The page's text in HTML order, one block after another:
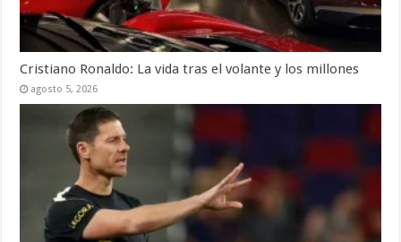
Cristiano Ronaldo: La vida tras el volante y los millones
agosto 5, 2026